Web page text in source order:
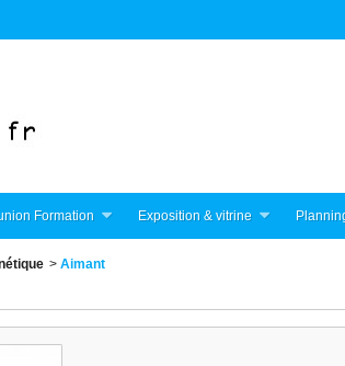
Formation Exposition & vitrine
> Aimant